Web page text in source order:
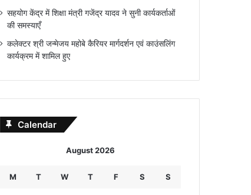
सहयोग केंद्र में शिक्षा मंत्री गजेंद्र यादव ने सुनी कार्यकर्ताओं
की समस्याएँ
कलेक्टर श्री जन्मेजय महोबे कैरियर मार्गदर्शन एवं काउंसलिंग
कार्यक्रम में शामिल हुए
Calendar
August 2026
M T W T F S S